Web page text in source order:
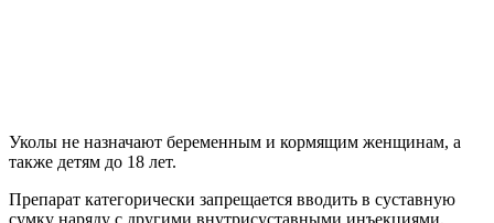
Уколы не назначают беременным и кормящим женщинам, а
также детям до 18 лет.
Препарат категорически запрещается вводить в суставную